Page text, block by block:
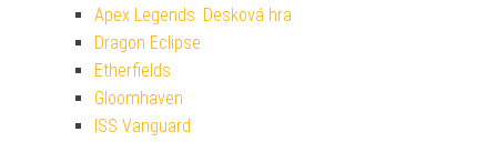
Apex Legends: Desková hra
Dragon Eclipse
Etherfields
Gloomhaven
ISS Vanguard